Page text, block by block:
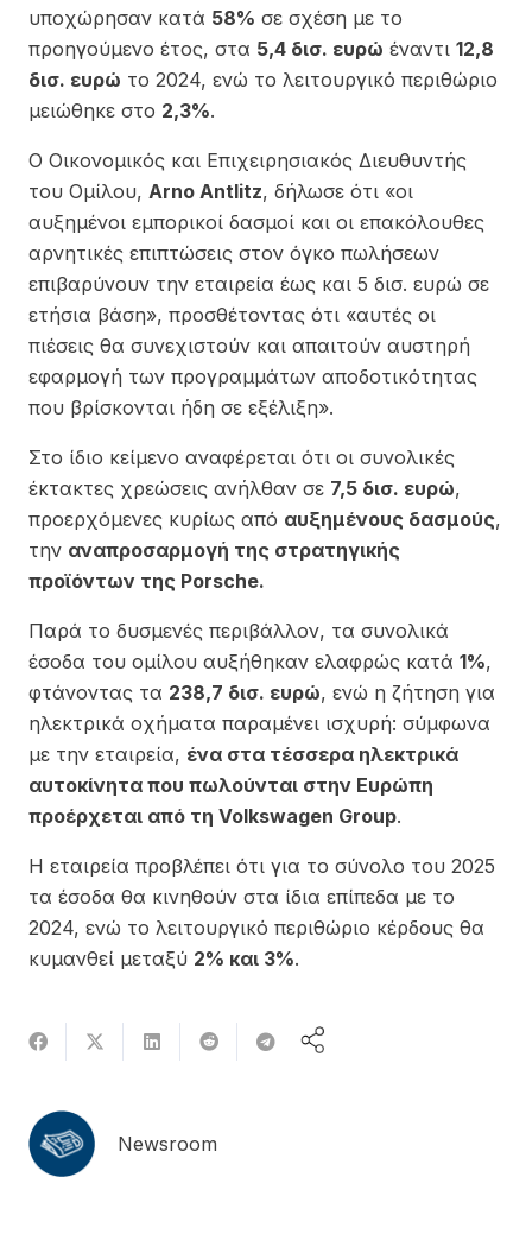
υποχώρησαν κατά 58% σε σχέση με το
προηγούμενο έτος, στα 5,4 δισ. ευρώ έναντι 12,8
δισ. ευρώ το 2024, ενώ το λειτουργικό περιθώριο
μειώθηκε στο 2,3%.
Ο Οικονομικός και Επιχειρησιακός Διευθυντής
του Ομίλου, Arno Antlitz, δήλωσε ότι «οι
αυξημένοι εμπορικοί δασμοί και οι επακόλουθες
αρνητικές επιπτώσεις στον όγκο πωλήσεων
επιβαρύνουν την εταιρεία έως και 5 δισ. ευρώ σε
ετήσια βάση», προσθέτοντας ότι «αυτές οι
πιέσεις θα συνεχιστούν και απαιτούν αυστηρή
εφαρμογή των προγραμμάτων αποδοτικότητας
που βρίσκονται ήδη σε εξέλιξη».
Στο ίδιο κείμενο αναφέρεται ότι οι συνολικές
έκτακτες χρεώσεις ανήλθαν σε 7,5 δισ. ευρώ,
προερχόμενες κυρίως από αυξημένους δασμούς,
την αναπροσαρμογή της στρατηγικής
προϊόντων της Porsche.
Παρά το δυσμενές περιβάλλον, τα συνολικά
έσοδα του ομίλου αυξήθηκαν ελαφρώς κατά 1%,
φτάνοντας τα 238,7 δισ. ευρώ, ενώ η ζήτηση για
ηλεκτρικά οχήματα παραμένει ισχυρή: σύμφωνα
με την εταιρεία, ένα στα τέσσερα ηλεκτρικά
αυτοκίνητα που πωλούνται στην Ευρώπη
προέρχεται από τη Volkswagen Group.
Η εταιρεία προβλέπει ότι για το σύνολο του 2025
τα έσοδα θα κινηθούν στα ίδια επίπεδα με το
2024, ενώ το λειτουργικό περιθώριο κέρδους θα
κυμανθεί μεταξύ 2% και 3%.
Newsroom